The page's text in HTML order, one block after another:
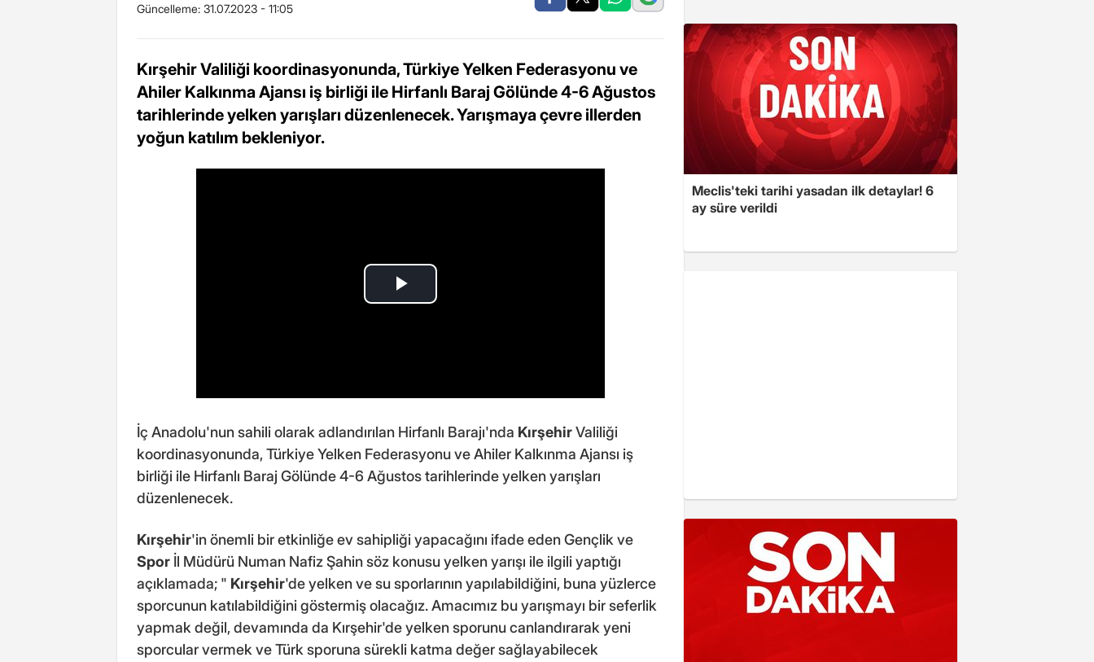
Güncelleme: 31.07.2023 - 11:05
Kırşehir Valiliği koordinasyonunda, Türkiye Yelken Federasyonu ve
Ahiler Kalkınma Ajansı iş birliği ile Hirfanlı Baraj Gölünde 4-6 Ağustos
tarihlerinde yelken yarışları düzenlenecek. Yarışmaya çevre illerden
yoğun katılım bekleniyor.
İç Anadolu'nun sahili olarak adlandırılan Hirfanlı Barajı'nda KırşehirValiliği
koordinasyonunda, Türkiye Yelken Federasyonu ve Ahiler Kalkınma Ajansı iş
birliği ile Hirfanlı Baraj Gölünde 4-6 Ağustos tarihlerinde yelken yarışları
düzenlenecek.
Kırşehir'in önemli bir etkinliğe ev sahipliği yapacağını ifade eden Gençlik ve
Spor İl Müdürü Numan Nafiz Şahin söz konusu yelken yarışı ile ilgili yaptığı
açıklamada; " Kırşehir'de yelken ve su sporlarının yapılabildiğini, buna yüzlerce
sporcunun katılabildiğini göstermiş olacağız. Amacımız bu yarışmayı bir seferlik
yapmak değil, devamında da Kırşehir'de yelken sporunu canlandırarak yeni
sporcular vermek ve Türk sporuna sürekli katma değer sağlayabilecek
Meclis'teki tarihi yasadan ilk detaylar! 6
ay süre verildi